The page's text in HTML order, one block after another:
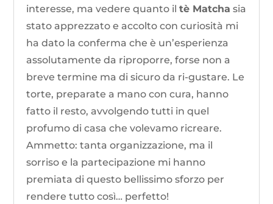
interesse, ma vedere quanto iltè Matcha sia
stato apprezzato e accolto con curiosità mi
ha dato la conferma che è un’esperienza
assolutamente da riproporre, forse non a
breve termine ma di sicuro da ri-gustare. Le
torte, preparate a mano con cura, hanno
fatto il resto, avvolgendo tutti in quel
profumo di casa che volevamo ricreare.
Ammetto: tanta organizzazione, ma il
sorriso e la partecipazione mi hanno
premiata di questo bellissimo sforzo per
rendere tutto così… perfetto!